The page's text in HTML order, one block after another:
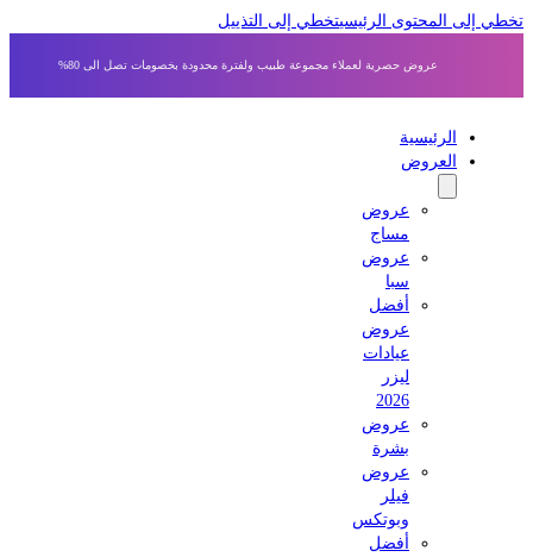
إلى المحتوى الرئيسي تخطي إلى التذييل
عروض حصرية لعملاء مجموعة طبيب ولفترة محدودة بخصومات تصل الى 80%
الرئيسية
العروض
عروض
مساج
عروض
أفضل
عروض
عيادات
عروض
بشرة
عروض
وبوتكس
أفضل